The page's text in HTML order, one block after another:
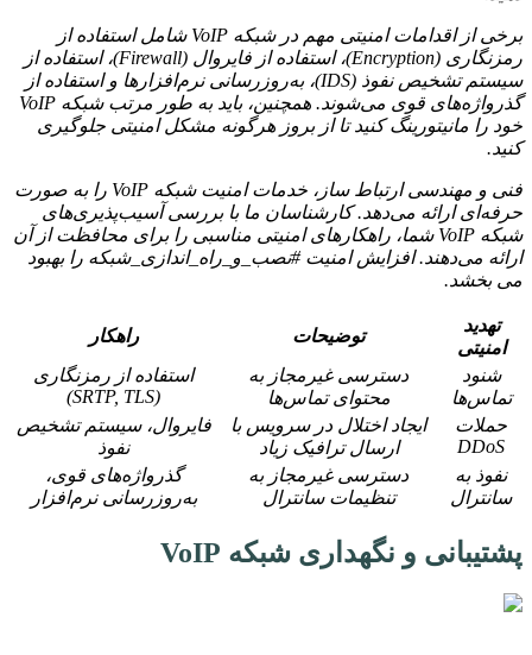
برخی از اقدامات امنیتی مهم در شبکه VoIP شامل استفاده از
رمزنگاری (Encryption)، استفاده از فایروال (Firewall)، استفاده از
سیستم تشخیص نفوذ (IDS)، به‌روزرسانی نرم‌افزارها و استفاده از
گذرواژه‌های قوی می‌شوند. همچنین، باید به طور مرتب شبکه VoIP
خود را مانیتورینگ کنید تا از بروز هرگونه مشکل امنیتی جلوگیری
کنید.
فنی و مهندسی ارتباط ساز، خدمات امنیت شبکه VoIP را به صورت
حرفه‌ای ارائه می‌دهد. کارشناسان ما با بررسی آسیب‌پذیری‌های
شبکه VoIP شما، راهکارهای امنیتی مناسبی را برای محافظت از آن
ارائه می‌دهند. افزایش امنیت #نصب_و_راه_اندازی_شبکه را بهبود
می بخشد.
تهدید
امنیتی
توضیحات
راهکار
شنود
تماس‌ها
دسترسی غیرمجاز به
محتوای تماس‌ها
استفاده از رمزنگاری
(SRTP, TLS)
حملات
DDoS
ایجاد اختلال در سرویس با
ارسال ترافیک زیاد
فایروال، سیستم تشخیص
نفوذ
نفوذ به
سانترال
دسترسی غیرمجاز به
تنظیمات سانترال
گذرواژه‌های قوی،
به‌روزرسانی نرم‌افزار
پشتیبانی و نگهداری شبکه VoIP